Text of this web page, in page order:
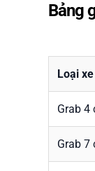
Bảng
Loại xe
Grab 4
Grab 7